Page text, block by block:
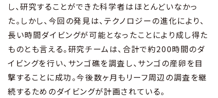
し、研究することができた科学者はほとんどいなかっ
た。しかし、今回の発見は、テクノロジーの進化により、
長い時間ダイビングが可能となったことにより成し得た
ものとも言える。研究チームは、合計で約200時間のダ
イビングを行い、サンゴ礁を調査し、サンゴの産卵を目
撃することに成功。今後数ヶ月もリーフ周辺の調査を継
続するためのダイビングが計画されている。